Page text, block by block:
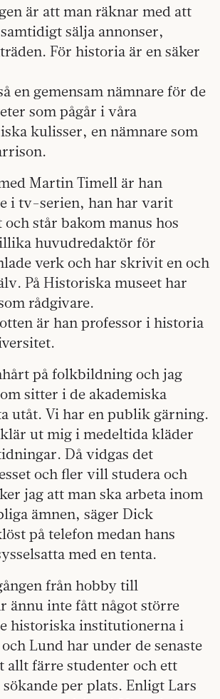
är att man räknar med att
sälja annonser,
För historia är en säker
en gemensam nämnare för de
som pågår i våra
kulisser, en nämnare som
Martin Timell är han
i tv-serien, han har varit
står bakom manus hos
huvudredaktör för
verk och har skrivit en och
På Historiska ­museet har
rådgivare.
är han professor i historia
på folkbildning och jag
sitter i de akademiska
utåt. Vi har en publik gärning.
klär ut mig i medeltida kläder
Då vidgas det
och fler vill studera och
jag att man ska arbeta inom
ämnen, säger Dick
på telefon medan hans
med en tenta.
från hobby till
ännu inte fått något större
historiska institutionerna i
Lund har under de senaste
allt färre studenter och ett
per plats. Enligt Lars